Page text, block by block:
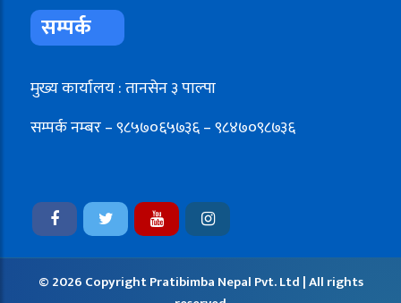
सम्पर्क
मुख्य कार्यालय : तानसेन ३ पाल्पा
सम्पर्क नम्बर – ९८५७०६५७३६ – ९८४७०९८७३६
© 2026 Copyright Pratibimba Nepal Pvt. Ltd | All rights